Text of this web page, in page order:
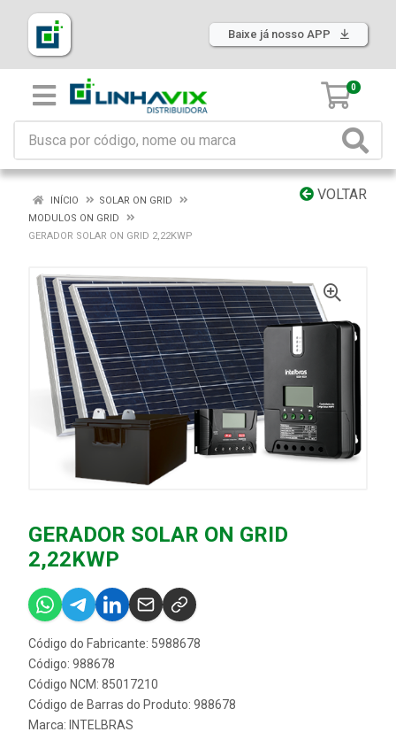
Baixe já nosso APP
0
VOLTAR
INÍCIO
SOLAR ON GRID
MODULOS ON GRID
GERADOR SOLAR ON GRID 2,22KWP
GERADOR SOLAR ON GRID
2,22KWP
Código do Fabricante: 5988678
Código: 988678
Código NCM: 85017210
Código de Barras do Produto: 988678
Marca: INTELBRAS